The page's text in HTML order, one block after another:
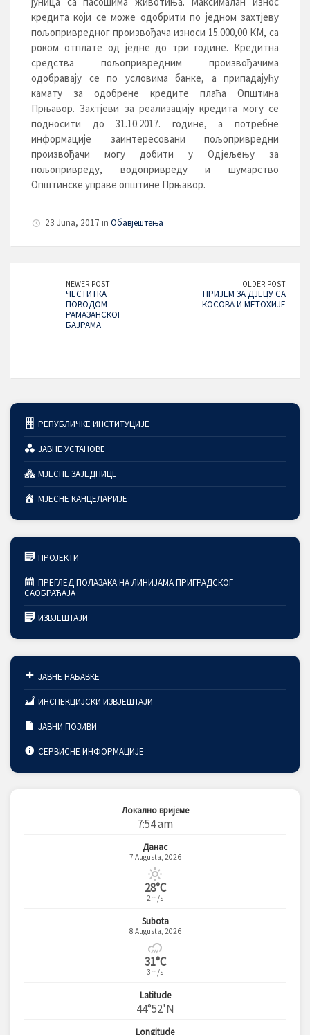
кредита који се може одобрити по једном захтјеву
пољопривредног произвођача износи 15.000,00 КМ, са
роком отплате од једне до три године. Кредитна
средства пољопривредним произвођачима
одобравају се по условима банке, а припадајућу
камату за одобрене кредите плаћа Oпштина
Прњавор. Захтјеви за реализацију кредита могу се
подносити до 31.10.2017. године, а потребне
информације заинтересовани пољопривредни
произвођачи могу добити у Одјељењу за
пољопривреду, водопривреду и шумарство
Општинске управе општине Прњавор.
23 Juna, 2017 in Обавјештења
NEWER POST
ЧЕСТИТКА
ПОВОДОМ
РАМАЗАНСКОГ
БАЈРАМА
OLDER POST
ПРИЈЕМ ЗА ДЈЕЦУ СА
КОСОВА И МЕТОХИЈЕ
РЕПУБЛИЧКЕ ИНСТИТУЦИЈЕ
ЈАВНЕ УСТАНОВЕ
МЈЕСНЕ ЗАЈЕДНИЦЕ
МЈЕСНЕ КАНЦЕЛАРИЈЕ
ПРОЈЕКТИ
ПРЕГЛЕД ПОЛАЗАКА НА ЛИНИЈАМА ПРИГРАДСКОГ
САОБРАЋАЈА
ИЗВЈЕШТАЈИ
ЈАВНЕ НАБАВКЕ
ИНСПЕКЦИЈСКИ ИЗВЈЕШТАЈИ
ЈАВНИ ПОЗИВИ
СЕРВИСНЕ ИНФОРМАЦИЈЕ
Локално вријеме
7:54 am
Данас
7 Augusta, 2026
28°C
2m/s
Subota
8 Augusta, 2026
31°C
3m/s
Latitude
44°52'N
Longitude